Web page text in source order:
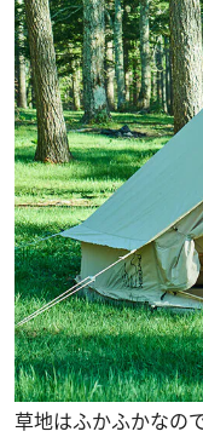
草地はふかふかなの